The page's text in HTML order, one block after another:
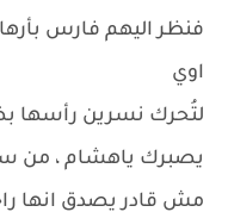
فنظر اليهم فارس
اوي
لتُحرك نسرين رأسها
يصبرك ياهشام ، من
مش قادر يصدق انها